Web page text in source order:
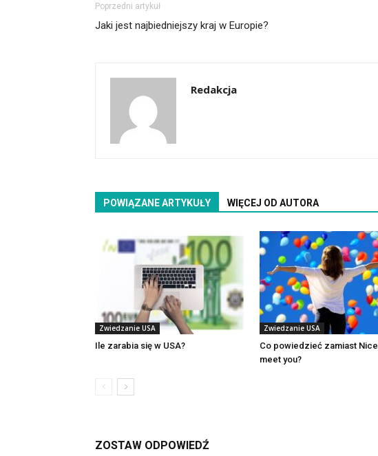
Poprzedni artykuł
Jaki jest najbiedniejszy kraj w Europie?
Redakcja
POWIĄZANE ARTYKUŁY WIĘCEJ OD AUTORA
Zwiedzanie USA
Ile zarabia się w USA?
Zwiedzanie USA
Co powiedzieć zamiast
meet you?
ZOSTAW ODPOWIEDŹ